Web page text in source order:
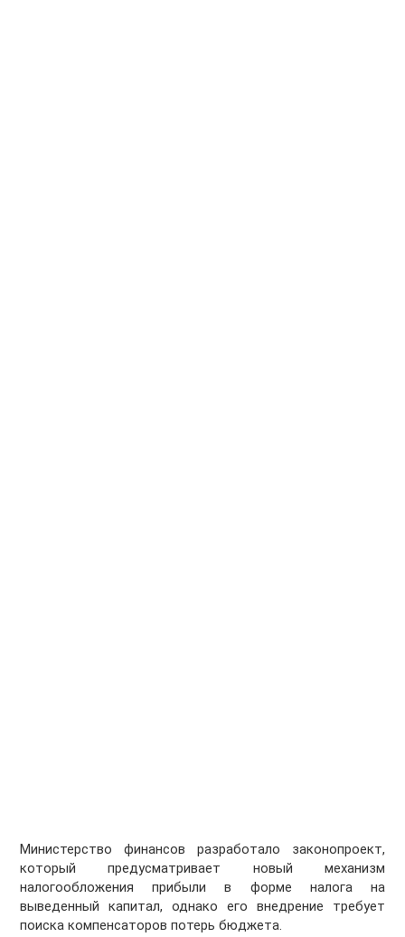
Министерство финансов разработало законопроект,
который предусматривает новый механизм
налогообложения прибыли в форме налога на
выведенный капитал, однако его внедрение требует
поиска компенсаторов потерь бюджета.